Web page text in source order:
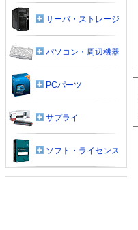
サーバ・ストレージ
パソコン・周辺機器
PCパーツ
サプライ
ソフト・ライセンス